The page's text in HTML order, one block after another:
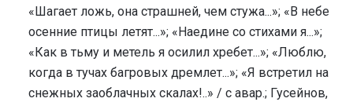
«Шагает ложь, она страшней, чем стужа...»; «В небе
осенние птицы летят...»; «Наедине со стихами я...»;
«Как в тьму и метель я осилил хребет...»; «Люблю,
когда в тучах багровых дремлет...»; «Я встретил на
снежных заоблачных скалах!..» / с авар.; Гусейнов,